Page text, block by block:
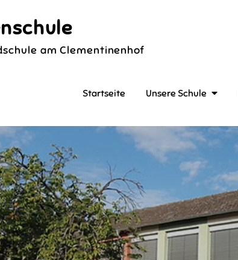
am Clementinenhof
Startseite Unsere Schule